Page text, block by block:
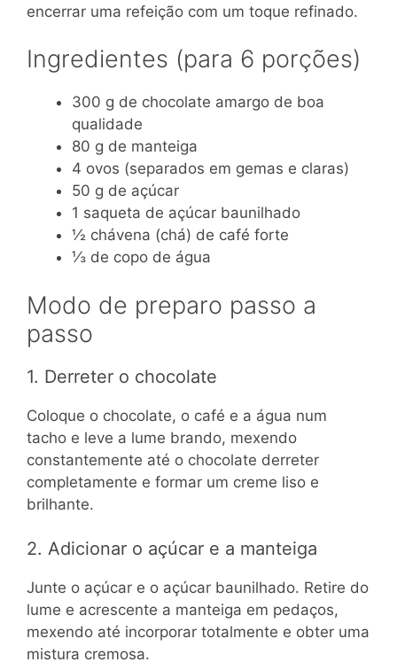
encerrar uma refeição com um toque refinado.
Ingredientes (para 6 porções)
300 g de chocolate amargo de boa
qualidade
80 g de manteiga
4 ovos (separados em gemas e claras)
50 g de açúcar
1 saqueta de açúcar baunilhado
½ chávena (chá) de café forte
⅓ de copo de água
Modo de preparo passo a
passo
1. Derreter o chocolate
Coloque o chocolate, o café e a água num
tacho e leve a lume brando, mexendo
constantemente até o chocolate derreter
completamente e formar um creme liso e
brilhante.
2. Adicionar o açúcar e a manteiga
Junte o açúcar e o açúcar baunilhado. Retire do
lume e acrescente a manteiga em pedaços,
mexendo até incorporar totalmente e obter uma
mistura cremosa.